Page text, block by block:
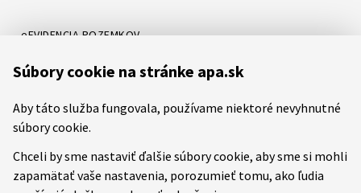
Súbory cookie na stránke apa.sk
Aby táto služba fungovala, používame niektoré nevyhnutné
súbory cookie.
Chceli by sme nastaviť ďalšie súbory cookie, aby sme si mohli
zapamätať vaše nastavenia, porozumieť tomu, ako ľudia
eEVIDENCIA POZEMKOV
Systém LORI
Systém ITMS
Etický kódex Mapa stránok RSS Youtube Facebook